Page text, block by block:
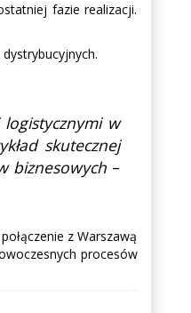
fazie realizacji.
w
skutecznej
biznesowych–
z Warszawą
procesów